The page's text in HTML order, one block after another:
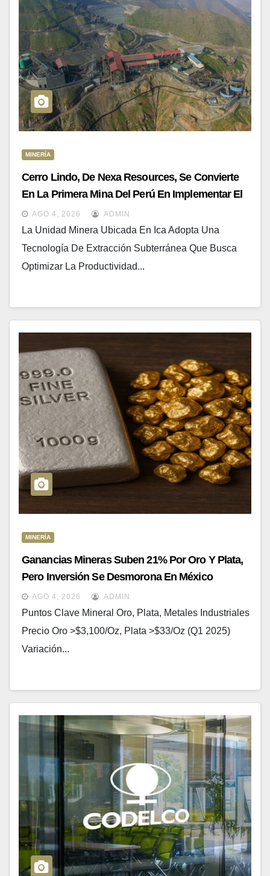
MINERÍA
Cerro Lindo, De Nexa Resources, Se Convierte
En La Primera Mina Del Perú En Implementar El
Método Block Caving
AGO 4, 2026 ADMIN
La Unidad Minera Ubicada En Ica Adopta Una
Tecnología De Extracción Subterránea Que Busca
Optimizar La Productividad...
MINERÍA
Ganancias Mineras Suben 21% Por Oro Y Plata,
Pero Inversión Se Desmorona En México
AGO 4, 2026 ADMIN
Puntos Clave Mineral Oro, Plata, Metales Industriales
Precio Oro >$3,100/oz, Plata >$33/oz (Q1 2025)
Variación...